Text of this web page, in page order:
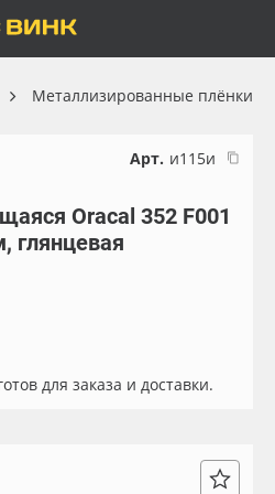
Металлизированные плёнки
Арт. и115и
Oracal 352 F001
глянцевая
для заказа и доставки.